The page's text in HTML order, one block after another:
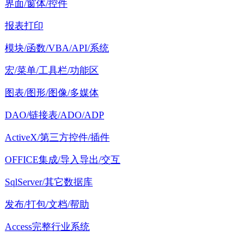
界面/窗体/控件
报表打印
模块/函数/VBA/API/系统
宏/菜单/工具栏/功能区
图表/图形/图像/多媒体
DAO/链接表/ADO/ADP
ActiveX/第三方控件/插件
OFFICE集成/导入导出/交互
SqlServer/其它数据库
发布/打包/文档/帮助
Access完整行业系统